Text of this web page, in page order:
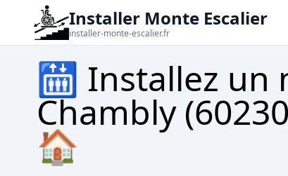
Installer Monte Escalier
installer-monte-escalier.fr
🛗 Installez un
Chambly
🏠